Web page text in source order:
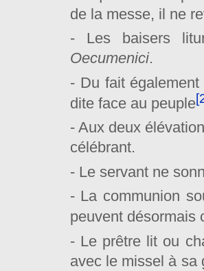
de la messe, il ne
- Les baisers
Oecumenici.
- Du fait
dite face au peuple
- Aux deux
célébrant.
- Le servant ne
- La communion
peuvent désormais
- Le prêtre lit ou
avec le missel à sa